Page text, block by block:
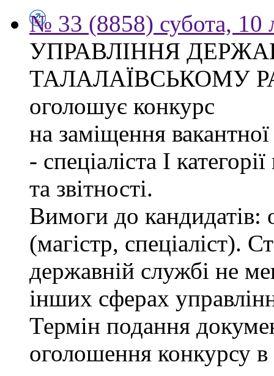
№ 33 (8858) субота, 10
УПРАВЛІННЯ
ТАЛАЛАЇВСЬКОМУ
оголошує конкурс
на заміщення
- спеціаліста І
та звітності.
Вимоги до кандидатів:
(магістр, спеціаліст).
державній службі не
інших сферах
Термін подання
оголошення конкурсу в